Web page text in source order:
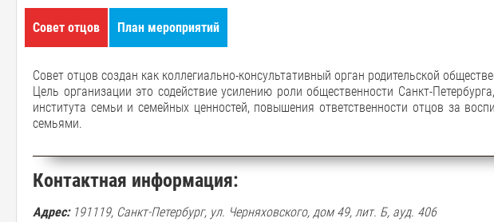
Совет отцов План мероприятий
Совет отцов создан как коллегиально-консультативный орган родительской
Цель организации это содействие усилению роли общественности Санкт-
института семьи и семейных ценностей, повышения ответственности отцов за
семьями.
Контактная информация:
Адрес:191119, Санкт-Петербург, ул. Черняховского, дом 49, лит. Б, ауд. 406